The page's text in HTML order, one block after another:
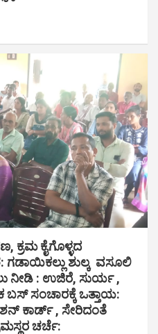
ಕ್ರಮ ಕೈಗೊಳ್ಳದ
ಗಡಾಯಿಕಲ್ಲು ಶುಲ್ಕ ವಸೂಲಿ
ನೀಡಿ : ಉಜಿರೆ, ಸುರ್ಯ ,
ಬಸ್ ಸಂಚಾರಕ್ಕೆ ಒತ್ತಾಯ:
ಕಾರ್ಡ್ , ಸೇರಿದಂತೆ
ಚರ್ಚೆ: